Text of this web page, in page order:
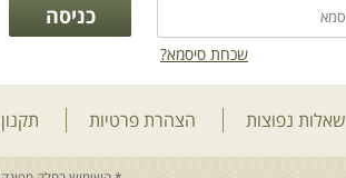
שכחת סיסמא?
שאלות נפוצות הצהרת פרטיות תקנון